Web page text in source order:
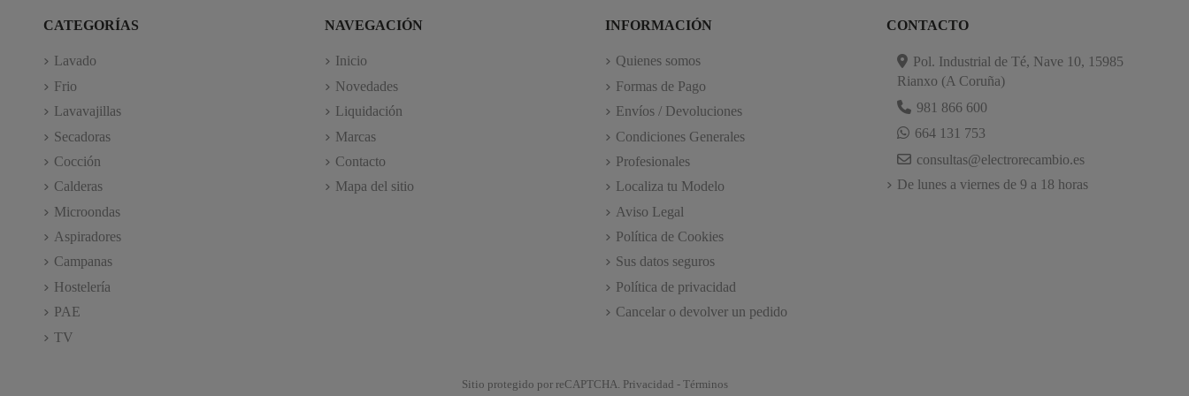
CATEGORÍAS
Lavado
Frio
Lavavajillas
Secadoras
Cocción
Calderas
Microondas
Aspiradores
Campanas
Hostelería
PAE
TV
NAVEGACIÓN
Inicio
Novedades
Liquidación
Marcas
Contacto
Mapa del sitio
INFORMACIÓN
Quienes somos
Formas de Pago
Envíos / Devoluciones
Condiciones Generales
Profesionales
Localiza tu Modelo
Aviso Legal
Política de Cookies
Sus datos seguros
Política de privacidad
Cancelar o devolver un pedido
CONTACTO
Pol. Industrial de Té, Nave 10, 15985
Rianxo (A Coruña)
981 866 600
664 131 753
consultas@electrorecambio.es
De lunes a viernes de 9 a 18 horas
Sitio protegido por reCAPTCHA. Privacidad - Términos